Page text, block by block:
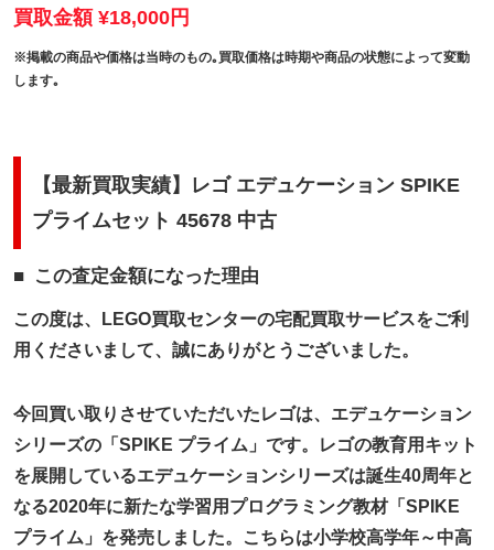
買取金額 ¥18,000円
※掲載の商品や価格は当時のもの｡買取価格は時期や商品の状態によって変動
します｡
【最新買取実績】レゴ エデュケーション SPIKE
プライムセット 45678 中古
この査定金額になった理由
この度は、LEGO買取センターの宅配買取サービスをご利
用くださいまして、誠にありがとうございました。
今回買い取りさせていただいたレゴは、エデュケーション
シリーズの「SPIKE プライム」です。レゴの教育用キット
を展開しているエデュケーションシリーズは誕生40周年と
なる2020年に新たな学習用プログラミング教材「SPIKE
プライム」を発売しました。こちらは小学校高学年～中高